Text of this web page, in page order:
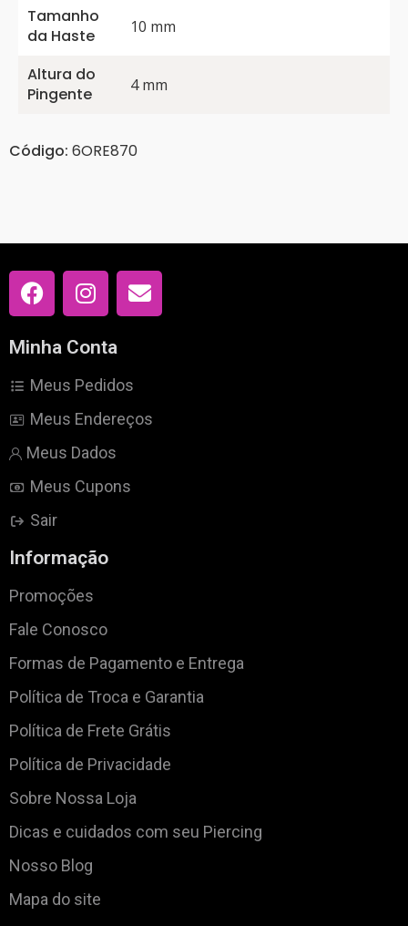
Tamanho
da Haste
10 mm
Altura do
Pingente
4 mm
Código: 6ORE870
Minha Conta
Meus Pedidos
Meus Endereços
Meus Dados
Meus Cupons
Sair
Informação
Promoções
Fale Conosco
Formas de Pagamento e Entrega
Política de Troca e Garantia
Política de Frete Grátis
Política de Privacidade
Sobre Nossa Loja
Dicas e cuidados com seu Piercing
Nosso Blog
Mapa do site